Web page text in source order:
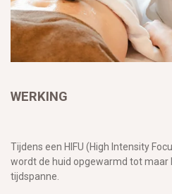
WERKING
Tijdens een HIFU (High Intensity
wordt de huid opgewarmd tot maar
tijdspanne.